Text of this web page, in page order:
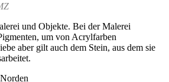
und Objekte. Bei der Malerei
um von Acrylfarben
aber gilt auch dem Stein, aus dem sie